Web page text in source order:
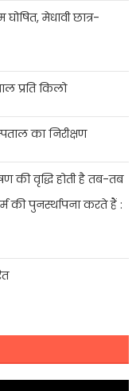
घोषित, मेधावी छात्र-
प्रति किलो
का निरीक्षण
की वृद्धि होती है तब-तब
की पुनर्स्थापना करते हैं :